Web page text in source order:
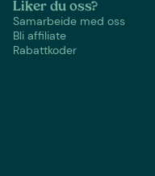
Liker du oss?
Samarbeide med oss
Bli affiliate
Rabattkoder